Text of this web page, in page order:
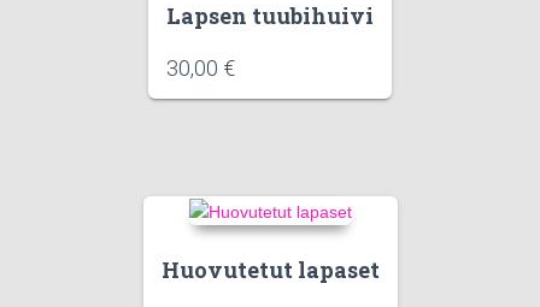
Lapsen tuubihuivi
30,00 €
Huovutetut lapaset